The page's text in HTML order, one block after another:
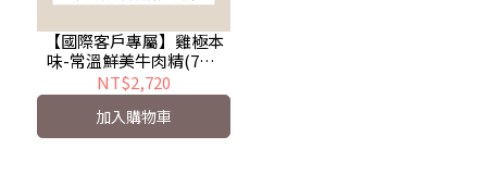
【國際客戶專屬】雞極本
味-常溫鮮美牛肉精(7入/
盒)
NT$2,720
加入購物車